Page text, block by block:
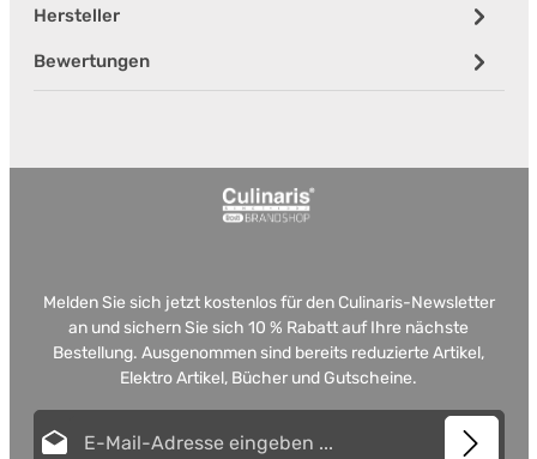
Hersteller
Bewertungen
Melden Sie sich jetzt kostenlos für den Culinaris-Newsletter
an und sichern Sie sich 10 % Rabatt auf Ihre nächste
Bestellung. Ausgenommen sind bereits reduzierte Artikel,
Elektro Artikel, Bücher und Gutscheine.